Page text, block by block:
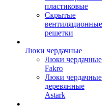
пластиковые
Скрытые
вентиляционные
решетки
Люки чердачные
Люки чердачные
Fakro
Люки чердачные
деревянные
Astark